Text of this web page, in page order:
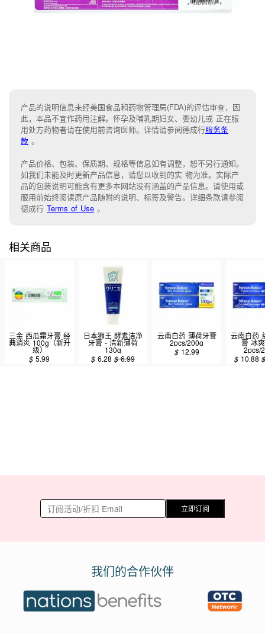
产品的说明信息未经美国食品和药物管理局(FDA)的评估审查，因
此，本品不宜作药用注解。怀孕及哺乳期妇女、婴幼儿或 正在服
用处方药物者请在使用前咨询医师。详情请参阅德成行服务条
款 。
产品价格、包装、保质期、规格等信息如有调整，恕不另行通知。
如我们未能及时更新产品信息， 请您以收到的实 物为准。 实际产
品的包装说明可能含有更多本网站没有涵盖的产品信息。请使用或
服用前始终阅读原产品随附的说明、 标签及警告。 详细条款请参阅
德成行 Terms of Use 。
相关商品
三金 西瓜霜牙膏 经
典消炎 100g（新升
级）
$5.99
日本狮王 酵素洁净
牙膏 - 清新薄荷
130g
$6.28 $6.99
云南白药 薄荷牙膏
2pcs/200g
$ 12.99
云南白药
膏 冰
2pcs/
$ 10.88
立即订阅
我们的合作伙伴